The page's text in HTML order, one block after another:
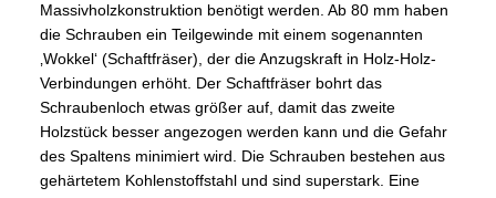
Massivholzkonstruktion benötigt werden. Ab 80 mm haben
die Schrauben ein Teilgewinde mit einem sogenannten
‚Wokkel‘ (Schaftfräser), der die Anzugskraft in Holz-Holz-
Verbindungen erhöht. Der Schaftfräser bohrt das
Schraubenloch etwas größer auf, damit das zweite
Holzstück besser angezogen werden kann und die Gefahr
des Spaltens minimiert wird. Die Schrauben bestehen aus
gehärtetem Kohlenstoffstahl und sind superstark. Eine